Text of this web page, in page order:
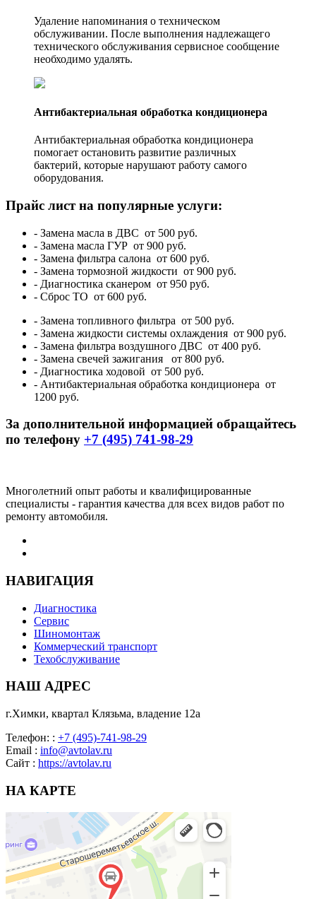
Удаление напоминания о техническом
обслуживании. После выполнения надлежащего
технического обслуживания сервисное сообщение
необходимо удалять.
Антибактериальная обработка кондиционера
Антибактериальная обработка кондиционера
помогает остановить развитие различных
бактерий, которые нарушают работу самого
оборудования.
Прайс лист на популярные услуги:
- Замена масла в ДВС от 500 руб.
- Замена масла ГУР от 900 руб.
- Замена фильтра салона от 600 руб.
- Замена тормозной жидкости от 900 руб.
- Диагностика сканером от 950 руб.
- Сброс ТО от 600 руб.
- Замена топливного фильтра от 500 руб.
- Замена жидкости системы охлаждения от 900 руб.
- Замена фильтра воздушного ДВС от 400 руб.
- Замена свечей зажигания
от 800 руб.
- Диагностика ходовой от 500 руб.
- Антибактериальная обработка кондиционера от
1200 руб.
За дополнительной информацией обращайтесь
по телефону +7 (495) 741-98-29
Многолетний опыт работы и квалифицированные
специалисты - гарантия качества для всех видов работ по
ремонту автомобиля.
НАВИГАЦИЯ
Диагностика
Сервис
Шиномонтаж
Коммерческий транспорт
Техобслуживание
НАШ АДРЕС
г.Химки, квартал Клязьма, владение 12а
Телефон: : +7 (495)-741-98-29
Email : info@avtolav.ru
Сайт : https://avtolav.ru
НА КАРТЕ